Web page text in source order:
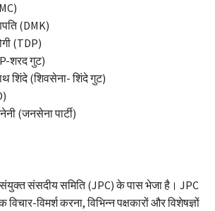
(DMK)
(TDP)
शरद गुट)
शिंदे (शिवसेना- शिंदे गुट)
(जनसेना पार्टी)
संसदीय समिति (JPC) के पास भेजा है। JPC
विमर्श करना, विभिन्न पक्षकारों और विशेषज्ञों